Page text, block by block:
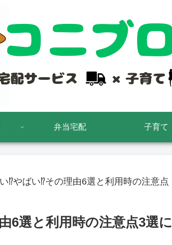
弁当宅配 子育て
⁉やばい⁉その理由6選と利用時の注意点
6選と利用時の注意点3選に